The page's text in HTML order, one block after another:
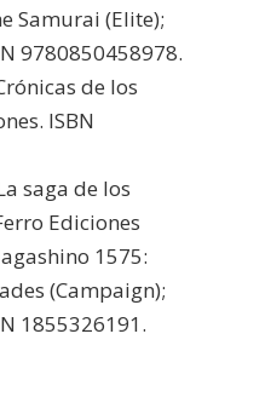
Samurai (Elite);
9780850458978.
de los
ISBN
saga de los
Ediciones
1575:
(Campaign);
1855326191.